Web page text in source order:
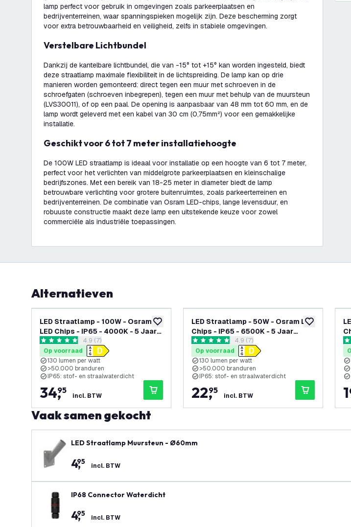
lamp perfect voor gebruik in omgevingen zoals parkeerplaatsen en
bedrijventerreinen, waar spanningspieken mogelijk zijn. Deze bescherming zorgt
voor extra betrouwbaarheid en veiligheid, zelfs in stabiele omgevingen.
Verstelbare Lichtbundel
Dankzij de kantelbare lichtbundel, die van -15° tot +15° kan worden ingesteld, biedt
deze straatlamp maximale flexibiliteit in de lichtspreiding. De lamp kan op drie
manieren worden gemonteerd: direct tegen een muur met schroeven in de
schroefgaten (schroeven inbegrepen), tegen een muur met behulp van de muursteun
(LVS30011), of op een paal. De opening is aanpasbaar van 48 mm tot 60 mm, en de
lamp wordt geleverd met een kabel van 30 cm (0,75mm²) voor een gemakkelijke
installatie.
Geschikt voor 6 tot 7 meter installatiehoogte
De 100W LED straatlamp is ideaal voor installatie op een hoogte van 6 tot 7 meter,
perfect voor het verlichten van middelgrote parkeerplaatsen en kleinschalige
bedrijfszones. Met een bereik van 18-25 meter in diameter biedt de lamp
betrouwbare verlichting voor grotere buitenruimtes, zoals parkeerterreinen en
bedrijventerreinen. De combinatie van Osram LED-chips, lange levensduur, en
robuuste constructie maakt deze lamp een uitstekende keuze voor zowel
commerciële als industriële toepassingen.
Alternatieven
toevoegen aan verlanglijst
LED Straatlamp - 100W - Osram
LED Chips - IP65 - 4000K - 5 Jaar
Garantie reviews drawer openen
4.9 score sterren4.9 (7)
Op voorraad
130 lumen per watt
>50.000 branduren
IP65: stof- en straalwaterdicht
34,
95
incl. BTW
toevoegen
LED Straatlamp - 50W - Osram LED
Chips - IP65 - 6500K - 5 Jaar
Garantie reviews drawer openen
4.9 score sterren4.9 (7)
Op voorraad
130 lumen per watt
>50.000 branduren
IP65: stof- en straalwaterdicht
22,
95
incl. BTW
Vaak samen gekocht
LED Straatlamp Muursteun - Ø60mm
4,
95 incl. BTW
IP68 Connector Waterdicht
4,
95 incl. BTW